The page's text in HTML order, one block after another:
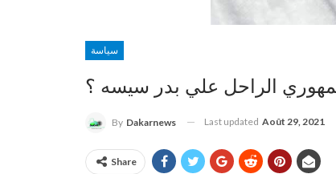
سياسة
الراحل علي بدر سيسه ؟
By Dakarnews Last updated Août 29, 2021
Share